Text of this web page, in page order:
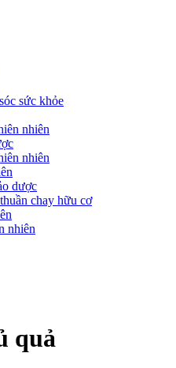
sức khỏe
nhiên
nhiên
dược
chay hữu cơ
nhiên
quả